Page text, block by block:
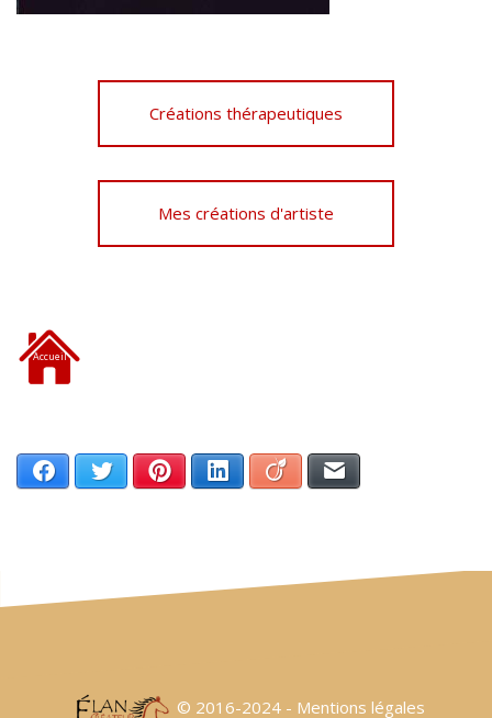
Créations thérapeutiques
Mes créations d'artiste
Accueil
Facebook Twitter Pinterest LinkedIn Viadeo
© 2016-2024 - Mentions légales